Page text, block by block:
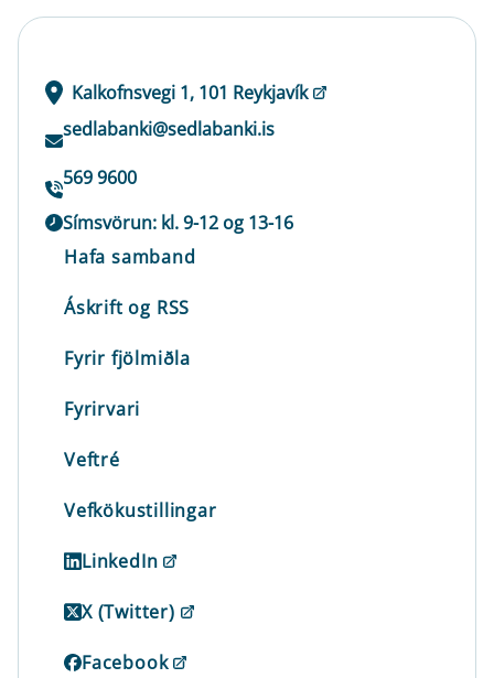
Kalkofnsvegi 1, 101 Reykjavík
sedlabanki@sedlabanki.is
569 9600
Símsvörun: kl. 9-12 og 13-16
Hafa samband
Áskrift og RSS
Fyrir fjölmiðla
Fyrirvari
Veftré
Vefkökustillingar
LinkedIn
X (Twitter)
Facebook